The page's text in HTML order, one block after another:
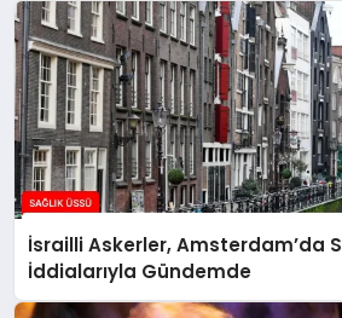
İsrailli Askerler, Amsterdam’da
İddialarıyla Gündemde